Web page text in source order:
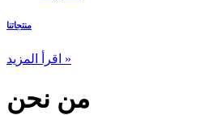
منتجاتنا
اقرأ المزيد »
من نحن